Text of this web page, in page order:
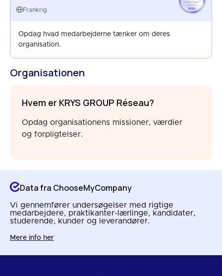
Frankrig
EMPLOYEES
FRANCE
APR 2025
Opdag hvad medarbejderne tænker om deres
organisation.
Organisationen
Hvem er KRYS GROUP Réseau?
Opdag organisationens missioner, værdier
og forpligtelser.
Data fra ChooseMyCompany
Vi gennemfører undersøgelser med rigtige
medarbejdere, praktikanter-lærlinge, kandidater,
studerende, kunder og leverandører.
Mere info her